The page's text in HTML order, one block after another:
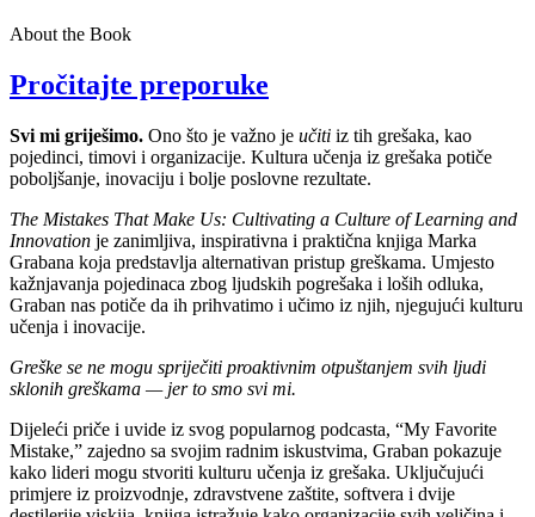
About the Book
Pročitajte preporuke
Svi mi griješimo. Ono što je važno je učiti iz tih grešaka, kao
pojedinci, timovi i organizacije. Kultura učenja iz grešaka potiče
poboljšanje, inovaciju i bolje poslovne rezultate.
The Mistakes That Make Us: Cultivating a Culture of Learning and
Innovation je zanimljiva, inspirativna i praktična knjiga Marka
Grabana koja predstavlja alternativan pristup greškama. Umjesto
kažnjavanja pojedinaca zbog ljudskih pogrešaka i loših odluka,
Graban nas potiče da ih prihvatimo i učimo iz njih, njegujući kulturu
učenja i inovacije.
Greške se ne mogu spriječiti proaktivnim otpuštanjem svih ljudi
sklonih greškama — jer to smo svi mi.
Dijeleći priče i uvide iz svog popularnog podcasta, “My Favorite
Mistake,” zajedno sa svojim radnim iskustvima, Graban pokazuje
kako lideri mogu stvoriti kulturu učenja iz grešaka. Uključujući
primjere iz proizvodnje, zdravstvene zaštite, softvera i dvije